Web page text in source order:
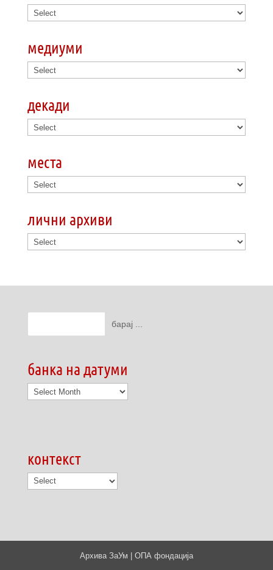
медиуми
декади
места
лични архиви
банка на датуми
банка
на
контекст
Архива ЗаУм | ОПА фондација